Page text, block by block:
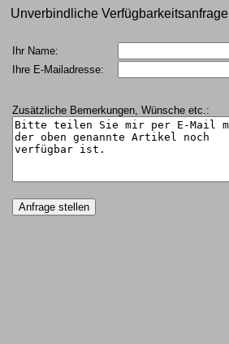
Unverbindliche Verfügbarkeitsanfrage
Ihr Name:
Ihre E-Mailadresse:
Zusätzliche Bemerkungen, Wünsche etc.: